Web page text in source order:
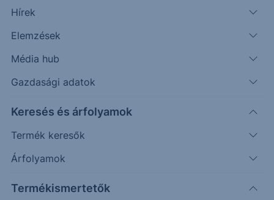
Hírek
Elemzések
Média hub
Gazdasági adatok
Keresés és árfolyamok
Termék keresők
Árfolyamok
Termékismertetők
Témák szerint
Keresés